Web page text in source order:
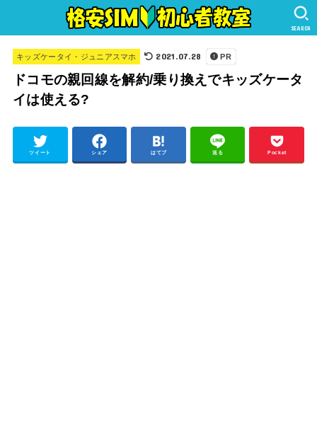
SEARCH
キッズケータイ・ジュニアスマホ 2021.07.28 PR
ドコモの親回線を解約/乗り換えでキッズケータ
イは使える?
ツイート シェア はてブ 送る Pocket